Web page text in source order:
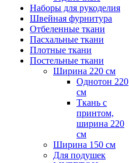
Наборы для рукоделия
Швейная фурнитура
Отбеленные ткани
Пасхальные ткани
Плотные ткани
Постельные ткани
Ширина 220 см
Однотон 220
см
Ткань с
принтом,
ширина 220
см
Ширина 150 см
Для подушек